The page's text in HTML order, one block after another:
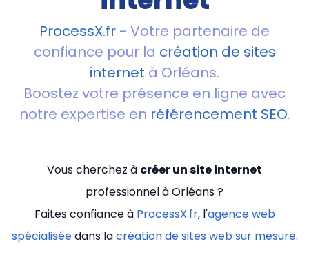
ProcessX.fr - Votre partenaire de
confiance pour la création de sites
internet à Orléans.
Boostez votre présence en ligne avec
notre expertise en référencement SEO.
Vous cherchez à créer un site internet
professionnel à Orléans ?
Faites confiance à ProcessX.fr, l'agence web
spécialiséedans lacréation de sites web sur mesure.